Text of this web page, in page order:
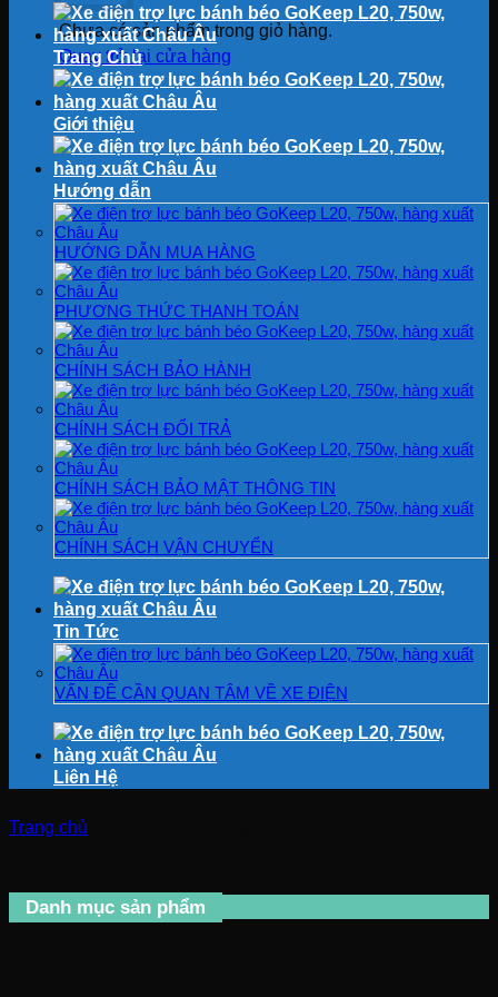
Chưa có sản phẩm trong giỏ hàng.
Quay trở lại cửa hàng
Trang Chủ
Giới thiệu
Hướng dẫn
HƯỚNG DẪN MUA HÀNG
PHƯƠNG THỨC THANH TOÁN
CHÍNH SÁCH BẢO HÀNH
CHÍNH SÁCH ĐỔI TRẢ
CHÍNH SÁCH BẢO MẬT THÔNG TIN
CHÍNH SÁCH VẬN CHUYỂN
Tin Tức
VẤN ĐỀ CẦN QUAN TÂM VỀ XE ĐIỆN
Liên Hệ
Trang chủ
Danh mục sản phẩm